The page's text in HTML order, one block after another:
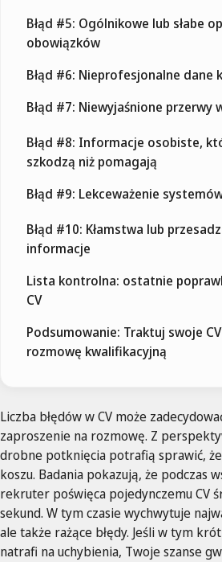
Liczba błędów w CV może
zaproszenie na rozmowę. Z
drobne potknięcia potrafią sprawić,
koszu. Badania pokazują, że podczas
rekruter poświęca pojedynczemu CV
sekund. W tym czasie wychwytuje
ale także rażące błędy. Jeśli w tym
natrafi na uchybienia, Twoje szanse
Błąd #5: Ogólnikowe lub słabe
obowiązków
Błąd #6: Nieprofesjonalne dane
Błąd #7: Niewyjaśnione przerwy
Błąd #8: Informacje osobiste,
szkodzą niż pomagają
Błąd #9: Lekceważenie
Błąd #10: Kłamstwa lub
informacje
Lista kontrolna: ostatnie
CV
Podsumowanie: Traktuj swoje
rozmowę kwalifikacyjną